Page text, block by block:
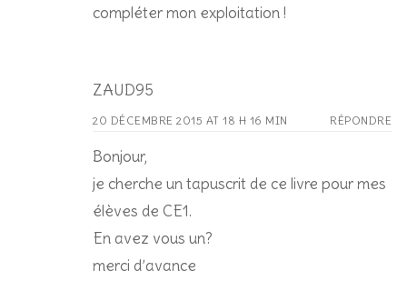
compléter mon exploitation !
ZAUD95
20 DÉCEMBRE 2015 AT 18 H 16 MIN RÉPONDRE
Bonjour,
je cherche un tapuscrit de ce livre pour mes
élèves de CE1.
En avez vous un?
merci d’avance